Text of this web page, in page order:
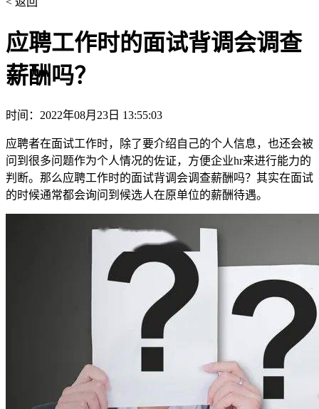
应聘工作时的面试背调会调查
薪酬吗？
时间：2022年08月23日 13:55:03
应聘者在面试工作时，除了要介绍自己的个人信息，也还会被
问到很多问题作为个人情况的佐证，方便企业hr来进行能力的
判断。那么应聘工作时的面试背调会调查薪酬吗？其实在面试
的时候通常都会询问到候选人在原单位的薪酬待遇。